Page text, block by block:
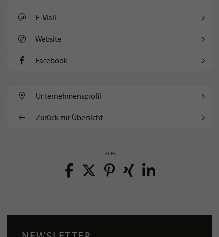
E-Mail
Website
Facebook
Unternehmens­profil
Zurück zur Übersicht
TEILEN